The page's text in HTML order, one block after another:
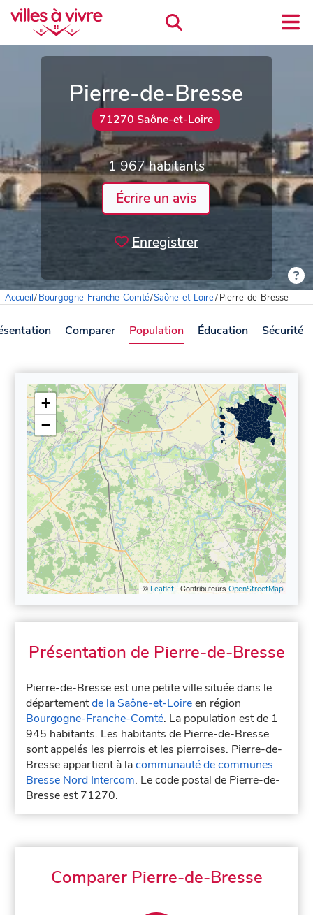
Pierre-de-Bresse
71270 Saône-et-Loire
1 967 habitants
Écrire un avis
Enregistrer
Accueil/Bourgogne-Franche-Comté/Saône-et-Loire/Pierre-de-Bresse
Comparer Population Éducation Sécurité
+
−
© Leaflet| Contributeurs OpenStreetMap
Présentation de Pierre-de-Bresse
Pierre-de-Bresse est une petite ville située dans le
départementde la Saône-et-Loireen région
Bourgogne-Franche-Comté. La population est de 1
945 habitants. Les habitants de Pierre-de-Bresse
sont appelés les pierrois et les pierroises. Pierre-de-
Bresse appartient à lacommunauté de communes
Bresse Nord Intercom. Le code postal de Pierre-de-
Bresse est 71270.
Comparer Pierre-de-Bresse